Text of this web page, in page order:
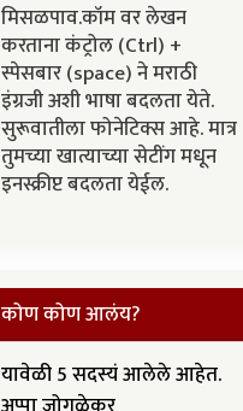
मिसळपाव.कॉम वर लेखन
करताना कंट्रोल (Ctrl) +
स्पेसबार (space) ने मराठी
इंग्रजी अशी भाषा बदलता येते.
सुरूवातीला फोनेटिक्स आहे. मात्र
तुमच्या खात्याच्या सेटींग मधून
इनस्क्रीप्ट बदलता येईल.
कोण कोण आलंय?
यावेळी 5 सदस्यं आलेले आहेत.